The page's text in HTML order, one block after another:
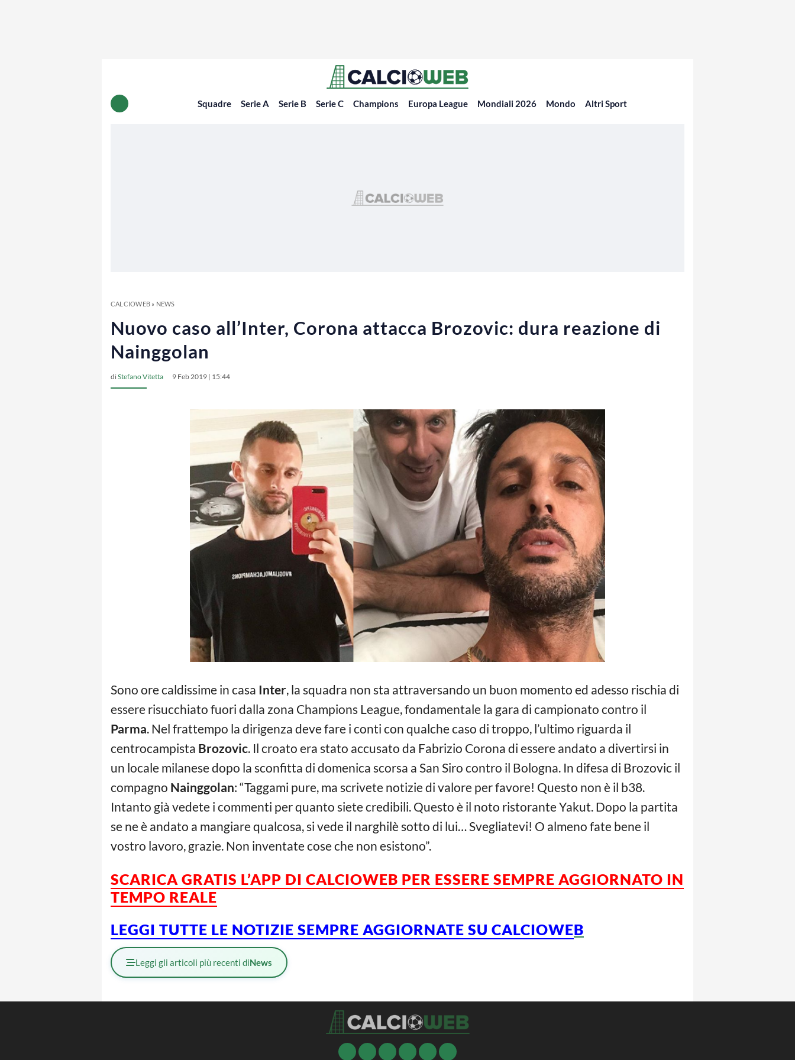
Squadre Serie A Serie B Serie C Champions Europa League Mondiali 2026 Mondo Altri Sport
CALCIOWEB» NEWS
Nuovo caso all’Inter, Corona attacca Brozovic: dura reazione di
Nainggolan
diStefano Vitetta 9 Feb 2019 | 15:44
Sono ore caldissime in casa Inter, la squadra non sta attraversando un buon momento ed adesso rischia di
essere risucchiato fuori dalla zona Champions League, fondamentale la gara di campionato contro il
Parma. Nel frattempo la dirigenza deve fare i conti con qualche caso di troppo, l’ultimo riguarda il
centrocampista Brozovic. Il croato era stato accusato da Fabrizio Corona di essere andato a divertirsi in
un locale milanese dopo la sconfitta di domenica scorsa a San Siro contro il Bologna. In difesa di Brozovic il
compagno Nainggolan: “Taggami pure, ma scrivete notizie di valore per favore! Questo non è il b38.
Intanto già vedete i commenti per quanto siete credibili. Questo è il noto ristorante Yakut. Dopo la partita
se ne è andato a mangiare qualcosa, si vede il narghilè sotto di lui… Svegliatevi! O almeno fate bene il
vostro lavoro, grazie. Non inventate cose che non esistono”.
SCARICA GRATIS L’APP DI CALCIOWEB PER ESSERE SEMPRE AGGIORNATO IN
TEMPO REALE
LEGGI TUTTE LE NOTIZIE SEMPRE AGGIORNATE SU CALCIOWEB
Leggi gli articoli più recenti diNews